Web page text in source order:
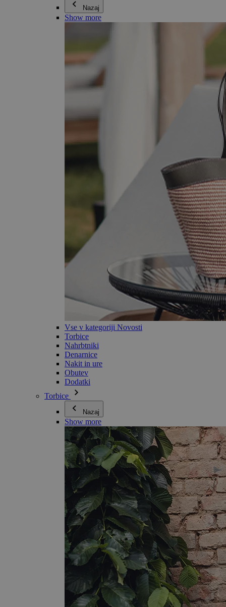
Nazaj
Show more
Vse v kategoriji Novosti
Torbice
Nahrbtniki
Denarnice
Nakit in ure
Obutev
Dodatki
Torbice
Nazaj
Show more